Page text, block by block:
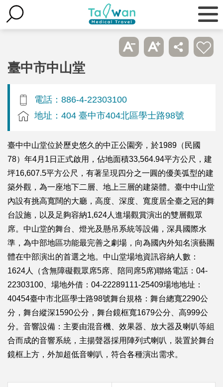
臺中市中山堂
電話：886-4-22303100
地址：404 臺中市404北區學士路98號
臺中中山堂位於歷史悠久的中正公園旁，於1989（民國
78）年4月1日正式啟用，佔地面積33,564.94平方公尺，建
坪16,607.5平方公尺，有著呈現四分之一圓的優美弧型的建
築外觀，為一座地下二層、地上三層的建築體。臺中中山堂
內設有挑高寬闊的大廳，高度、深度、寬度居全臺之冠的舞
台設施，以及足夠容納1,624人進場觀賞演出的雙層觀眾
席。中山堂的舞台、燈光及懸吊系統等設備，深具國際水
準，為中部地區功能最完善之劇場，向為國內外知名演藝團
體在中部演出的首選之地。中山堂場地資訊容納人數：
1624人（含無障礙觀眾席5席、陪同席5席)聯絡電話：04-
22303100、場地外借：04-22289111-25409場地地址：
40454臺中市北區學士路98號舞台規格：舞台總寬2290公
分，舞台縱深1590公分，舞台鏡框寬1679公分、高999公
分。音響設備：主要由混音機、效果器、放大器及喇叭等組
合而成的音響系統，主揚聲器採用陣列式喇叭，裝置於舞台
鏡框上方，外加超低音喇叭，符合各種演出需求。